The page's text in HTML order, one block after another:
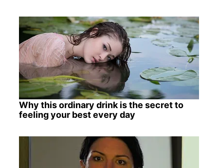
Why this ordinary drink is the secret to
feeling your best every day